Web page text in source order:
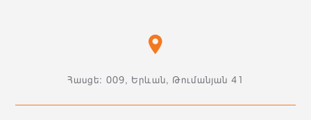
Հասցե: 009, Երևան, Թումանյան 41